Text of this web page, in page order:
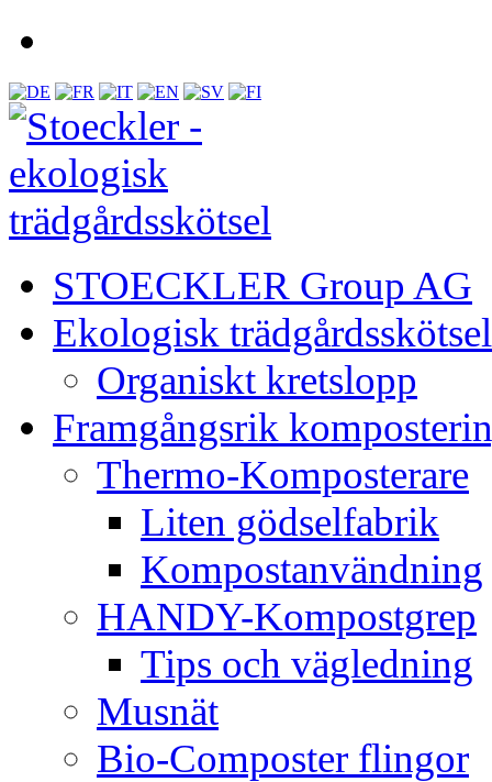
STOECKLER Group AG
Ekologisk trädgårdsskötsel
Organiskt kretslopp
Framgångsrik
Thermo-Komposterare
Liten gödselfabrik
Kompostanvändning
HANDY-Kompostgrep
Tips och vägledning
Musnät
Bio-Composter flingor